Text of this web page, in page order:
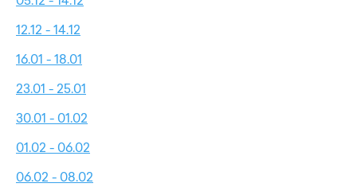
12.12 - 14.12
16.01 - 18.01
23.01 - 25.01
30.01 - 01.02
01.02 - 06.02
06.02 - 08.02